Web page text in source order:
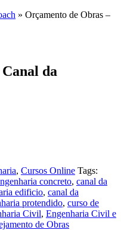
» Orçamento de Obras –
da
, Cursos Online Tags:
concreto, canal da
edificio, canal da
protendido, curso de
Civil, Engenharia Civil e
de Obras